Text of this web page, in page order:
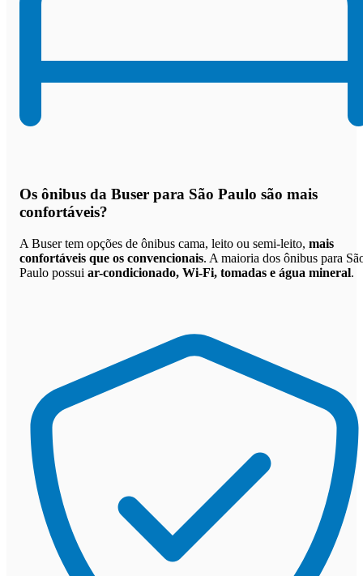
Os ônibus da Buser para São Paulo são mais
confortáveis?
A Buser tem opções de ônibus cama, leito ou semi-leito, mais
confortáveis que os convencionais. A maioria dos ônibus para
Paulo possui ar-condicionado, Wi-Fi, tomadas e água mineral.